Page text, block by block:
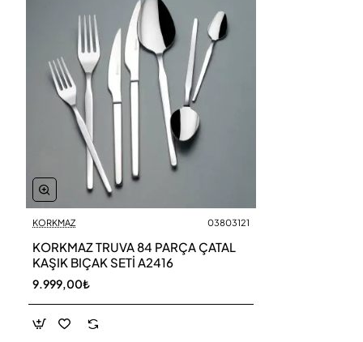
KORKMAZ 03803121
KORKMAZ TRUVA 84 PARÇA ÇATAL
KAŞIK BIÇAK SETİ A2416
9.999,00₺